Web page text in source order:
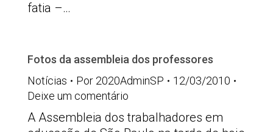
fatia –…
Fotos da assembleia dos professores
Notícias
Por 2020AdminSP
12/03/2010
Deixe um comentário
A Assembleia dos trabalhadores em